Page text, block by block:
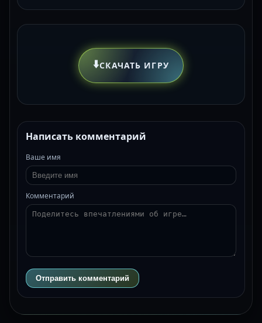
⬇️СКАЧАТЬ ИГРУ
Написать комментарий
Ваше имя
Комментарий
Отправить комментарий